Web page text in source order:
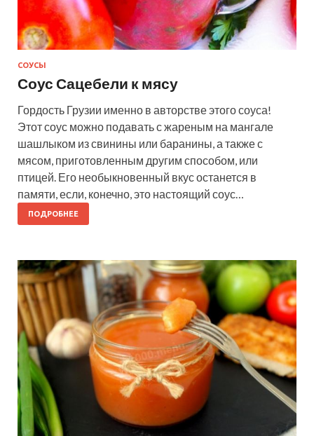
СОУСЫ
Соус Сацебели к мясу
Гордость Грузии именно в авторстве этого соуса!
Этот соус можно подавать с жареным на мангале
шашлыком из свинины или баранины, а также с
мясом, приготовленным другим способом, или
птицей. Его необыкновенный вкус останется в
памяти, если, конечно, это настоящий соус…
ПОДРОБНЕЕ